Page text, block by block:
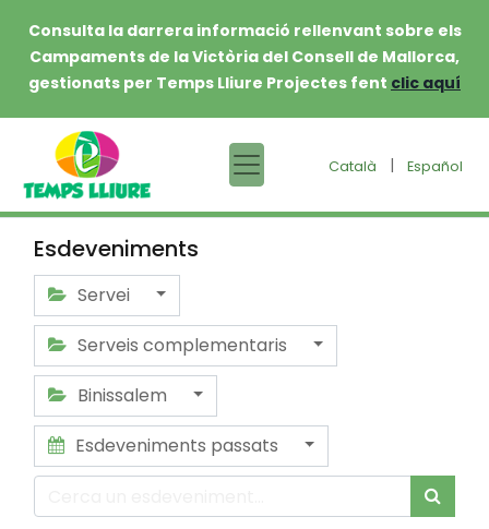
Consulta la darrera informació rellenvant sobre els
Campaments de la Victòria del Consell de Mallorca,
gestionats per Temps Lliure Projectes fent clic aquí
Català | Español
Esdeveniments
Servei
Serveis complementaris
Binissalem
Esdeveniments passats